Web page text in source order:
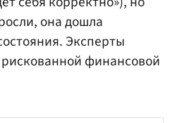
она дошла
Эксперты
финансовой